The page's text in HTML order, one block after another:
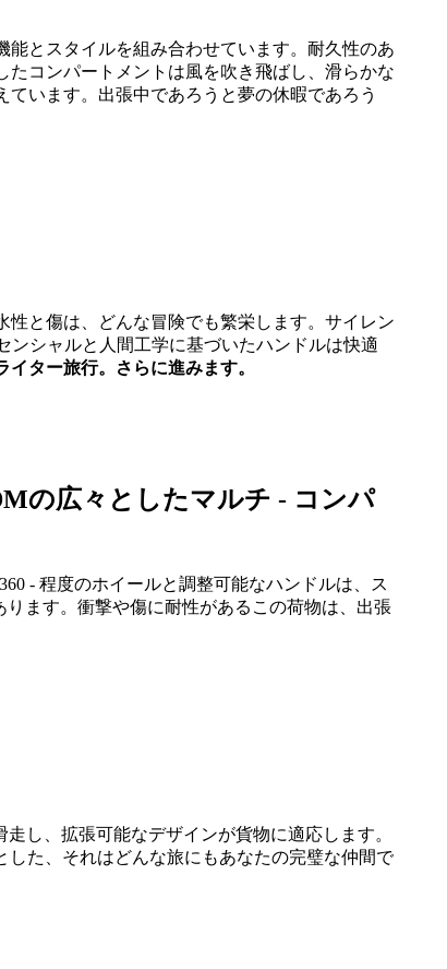
とスタイルを組み合わせています。耐久性のあ
コンパートメントは風を吹き飛ばし、滑らかな
います。出張中であろうと夢の休暇であろう
と傷は、どんな冒険でも繁栄します。サイレン
ンシャルと人間工学に基づいたハンドルは快適
イター旅行。さらに進みます。
の広々としたマルチ - コンパ
- 程度のホイールと調整可能なハンドルは、ス
ます。衝撃や傷に耐性があるこの荷物は、出張
し、拡張可能なデザインが貨物に適応します。
た、それはどんな旅にもあなたの完璧な仲間で